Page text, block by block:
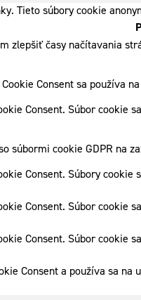
Tieto súbory cookie
zlepšiť časy načítavania
Consent sa používa
Consent. Súbor
súbormi cookie GDPR na
Consent. Súbory
Consent. Súbor
Consent. Súbor
Consent a používa sa